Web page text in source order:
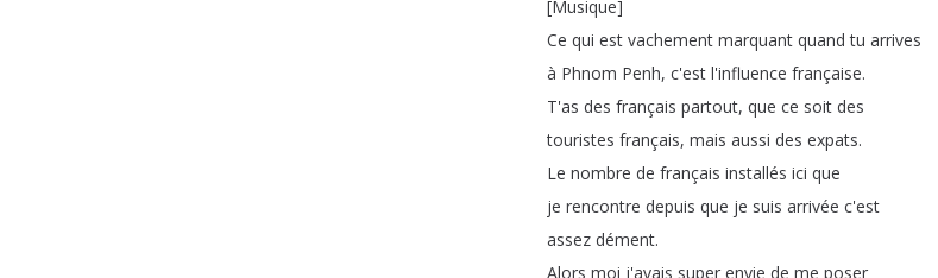
[Musique]
Ce qui est vachement marquant quand tu arrives
à Phnom Penh, c'est l'influence française.
T'as des français partout, que ce soit des
touristes français, mais aussi des expats.
Le nombre de français installés ici que
je rencontre depuis que je suis arrivée c'est
assez dément.
Alors moi j'avais super envie de me poser